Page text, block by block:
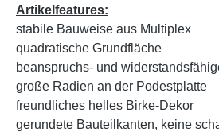
Artikelfeatures:
stabile Bauweise aus Multiplex
quadratische Grundfläche
beanspruchs- und
große Radien an der Podestplatte
freundliches helles Birke-Dekor
gerundete Bauteilkanten, keine